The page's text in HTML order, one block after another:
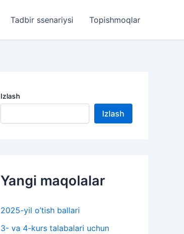
Tadbir ssenariysi Topishmoqlar
Izlash
Izlash
Yangi maqolalar
2025-yil o’tish ballari
3- va 4-kurs talabalari uchun